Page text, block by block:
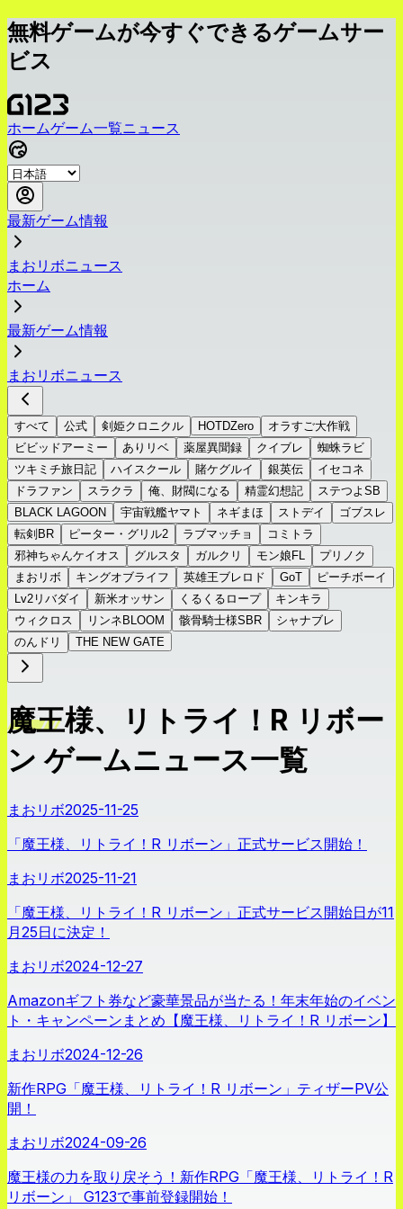
無料ゲームが今すぐできるゲームサー
ビス
ホームゲーム一覧ニュース
最新ゲーム情報
まおリボニュース
ホーム
最新ゲーム情報
まおリボニュース
すべて 公式 剣姫クロニクル HOTDZero
オラすご大作戦
ビビッドアーミー
ありリベ 薬屋異聞録 クイブレ
蜘蛛ラビ
ツキミチ旅日記
ハイスクール 賭ケグルイ 銀英伝
イセコネ
ドラファン
スラクラ 俺、財閥になる 精霊幻想記
ステつよSB
BLACK LAGOON
宇宙戦艦ヤマト ネギまほ ストデイ
ゴブスレ
転剣BR
ピーター・グリル2 ラブマッチョ
コミトラ
邪神ちゃんケイオス
グルスタ ガルクリ モン娘FL
プリノク
まおリボ
キングオブライフ 英雄王ブレロド GoT
ピーチボーイ
Lv2リバダイ
新米オッサン くるくるロープ
キンキラ
ウィクロス
リンネBLOOM 骸骨騎士様SBR
シャナブレ
のんドリ
THE NEW GATE
魔王様、リトライ！R リボー
ン ゲームニュース一覧
まおリボ2025-11-25
「魔王様、リトライ！R リボーン」正式サービス開始！
まおリボ2025-11-21
「魔王様、リトライ！R リボーン」正式サービス開始日が11
月25日に決定！
まおリボ2024-12-27
Amazonギフト券など豪華景品が当たる！年末年始のイベン
ト・キャンペーンまとめ【魔王様、リトライ！R リボーン】
まおリボ2024-12-26
新作RPG「魔王様、リトライ！R リボーン」ティザーPV公
開！
まおリボ2024-09-26
魔王様の力を取り戻そう！新作RPG「魔王様、リトライ！R
リボーン」 G123で事前登録開始！